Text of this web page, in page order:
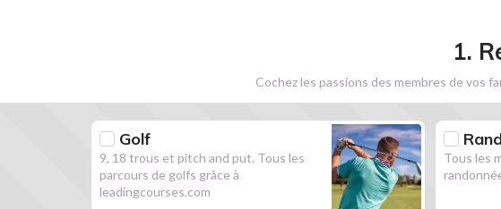
1.
Cochez les passions des membres de vos
Golf
9, 18 trous et pitch and put. Tous les
parcours de golfs grâce à
leadingcourses.com
Tous les